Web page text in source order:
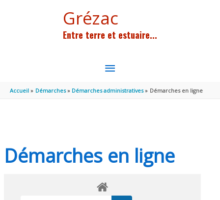
Grézac
Entre terre et estuaire...
MENU
PRINCIPAL
Accueil Démarches Démarches administratives Démarches en ligne
Démarches en ligne